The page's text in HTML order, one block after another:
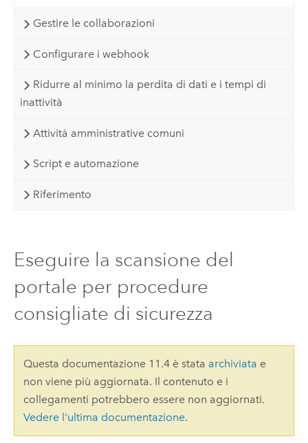
Gestire le collaborazioni
Configurare i webhook
Ridurre al minimo la perdita di dati e i tempi di
inattività
Attività amministrative comuni
Script e automazione
Riferimento
Eseguire la scansione del
portale per procedure
consigliate di sicurezza
Questa documentazione 11.4 è stata archiviata e
non viene più aggiornata. Il contenuto e i
collegamenti potrebbero essere non aggiornati.
Vedere l'ultima documentazione.